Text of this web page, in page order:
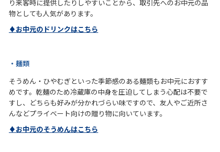
り来客時に提供したりしやすいことから、取引先へのお中元の品
物としても人気があります。
♦お中元のドリンクはこちら
・麺類
そうめん・ひやむぎといった季節感のある麺類もお中元におすす
めです。乾麺のため冷蔵庫の中身を圧迫してしまう心配は不要で
すし、どちらも好みが分かれづらい味ですので、友人やご近所さ
んなどプライベート向けの贈り物に向いています。
♦お中元のそうめんはこちら